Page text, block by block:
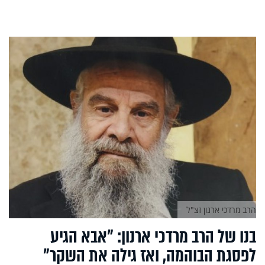
בנו של הרב מרדכי ארנון: "אבא הגיע
לפסגת הבוהמה, ואז גילה את השקר"
הרב מרדכי ארנון זצ"ל